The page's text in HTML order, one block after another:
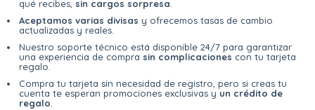
qué recibes, sin cargos sorpresa
Aceptamos varias divisas y ofrecemos tasas de cambio
actualizadas y reales.
Nuestro soporte técnico está disponible 24/7 para garantizar
una experiencia de compra sin complicaciones con tu tarjeta
regalo.
Compra tu tarjeta sin necesidad de registro, pero si creas tu
cuenta te esperan promociones exclusivas y un crédito de
regalo